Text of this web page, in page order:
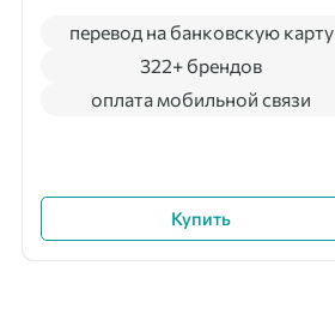
оплата мобильной связи
перевод на банковскую карту
322+ брендов
Купить